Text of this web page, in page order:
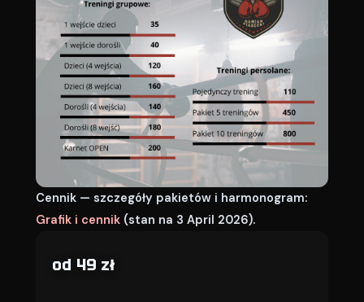
Cennik — szczegóły pakietów i harmonogram:
Grafik i cennik (stan na 3 April 2026).
od 49 zł